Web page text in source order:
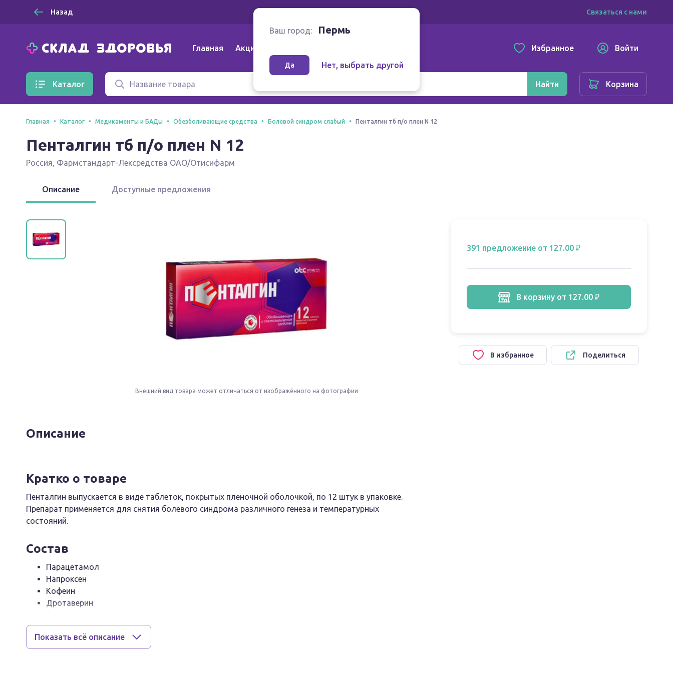
Назад Связаться с нами
Главная Акции Избранное Войти
Каталог Найти Корзина
Ваш город: Пермь
Да Нет, выбрать другой
Главная Каталог Медикаменты и БАДы Обезболивающие средства Болевой синдром слабый Пенталгин тб п/о плен N 12
Пенталгин тб п/о плен N 12
Россия, Фармстандарт-Лексредства ОАО/Отисифарм
Описание Доступные предложения
Внешний вид товара может отличаться от изображённого на фотографии
391 предложение от 127.00 ₽
в корзину от 127.00 ₽
В избранное Поделиться
Описание
Кратко о товаре
Пенталгин выпускается в виде таблеток, покрытых пленочной оболочкой, по 12 штук в упаковке.
Препарат применяется для снятия болевого синдрома различного генеза и температурных
состояний.
Состав
Парацетамол
Напроксен
Кофеин
Дротаверин
Описание
Показать всё описание